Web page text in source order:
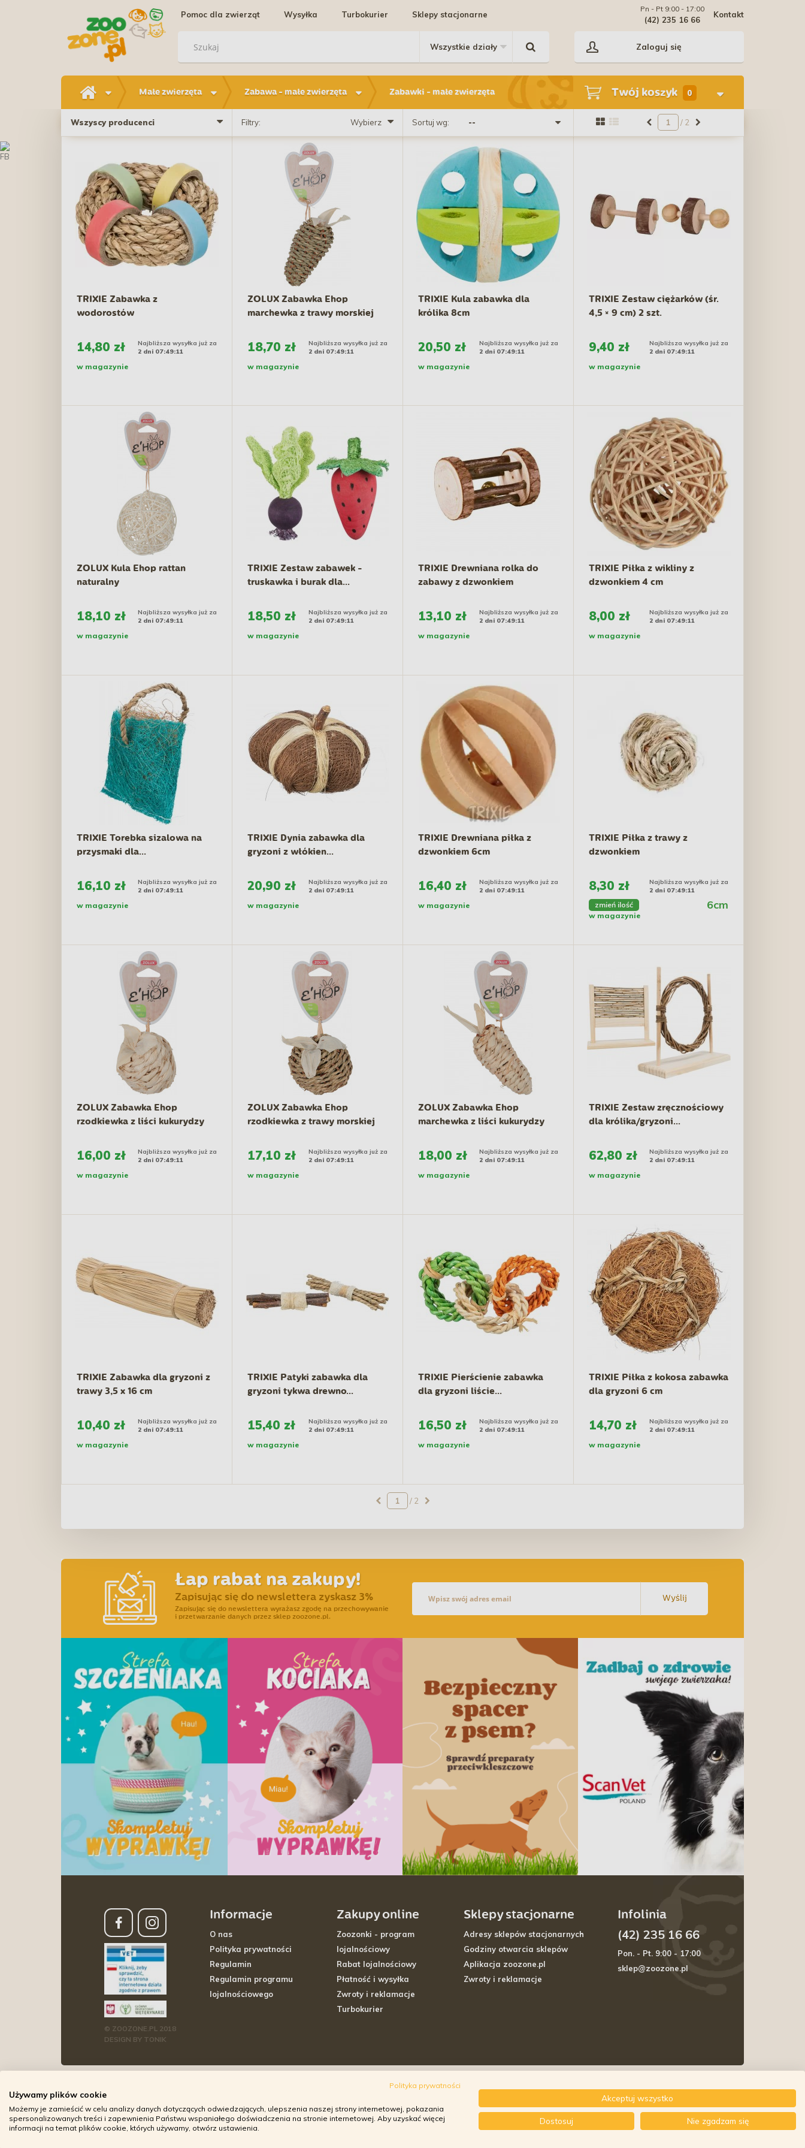
Pomoc dla zwierząt Wysyłka Turbokurier Sklepy stacjonarne Kontakt
Pn - Pt 9:00 - 17:00
(42) 235 16 66
Zaloguj się
Małe zwierzęta Zabawa - małe zwierzęta Zabawki - małe zwierzęta Twój koszyk 0
Wszyscy producenci Filtry: Wybierz Sortuj wg: / 2
TRIXIE Zabawka z
wodorostów
14,80 zł
Najbliższa wysyłka już za
2 dni 07:49:10
w magazynie
ZOLUX Zabawka Ehop
marchewka z trawy morskiej
18,70 zł
Najbliższa wysyłka już za
2 dni 07:49:10
w magazynie
TRIXIE Kula zabawka dla
królika 8cm
20,50 zł
Najbliższa wysyłka już za
2 dni 07:49:10
w magazynie
TRIXIE Zestaw ciężarków (śr.
4,5 × 9 cm) 2 szt.
9,40 zł
Najbliższa wysyłka już za
2 dni 07:49:10
w magazynie
ZOLUX Kula Ehop rattan
naturalny
18,10 zł
Najbliższa wysyłka już za
2 dni 07:49:10
w magazynie
TRIXIE Zestaw zabawek -
truskawka i burak dla...
18,50 zł
Najbliższa wysyłka już za
2 dni 07:49:10
w magazynie
TRIXIE Drewniana rolka do
zabawy z dzwonkiem
13,10 zł
Najbliższa wysyłka już za
2 dni 07:49:10
w magazynie
TRIXIE Piłka z wikliny z
dzwonkiem 4 cm
8,00 zł
Najbliższa wysyłka już za
2 dni 07:49:10
w magazynie
TRIXIE Torebka sizalowa na
przysmaki dla...
16,10 zł
Najbliższa wysyłka już za
2 dni 07:49:10
w magazynie
TRIXIE Dynia zabawka dla
gryzoni z włókien...
20,90 zł
Najbliższa wysyłka już za
2 dni 07:49:10
w magazynie
TRIXIE Drewniana piłka z
dzwonkiem 6cm
16,40 zł
Najbliższa wysyłka już za
2 dni 07:49:10
w magazynie
TRIXIE Piłka z trawy z
dzwonkiem
8,30 zł
Najbliższa wysyłka już za
2 dni 07:49:10
zmień ilość 6cm
w magazynie
ZOLUX Zabawka Ehop
rzodkiewka z liści kukurydzy
16,00 zł
Najbliższa wysyłka już za
2 dni 07:49:10
w magazynie
ZOLUX Zabawka Ehop
rzodkiewka z trawy morskiej
17,10 zł
Najbliższa wysyłka już za
2 dni 07:49:10
w magazynie
ZOLUX Zabawka Ehop
marchewka z liści kukurydzy
18,00 zł
Najbliższa wysyłka już za
2 dni 07:49:10
w magazynie
TRIXIE Zestaw zręcznościowy
dla królika/gryzoni...
62,80 zł
Najbliższa wysyłka już za
2 dni 07:49:10
w magazynie
TRIXIE Zabawka dla gryzoni z
trawy 3,5 x 16 cm
10,40 zł
Najbliższa wysyłka już za
2 dni 07:49:10
w magazynie
TRIXIE Patyki zabawka dla
gryzoni tykwa drewno...
15,40 zł
Najbliższa wysyłka już za
2 dni 07:49:10
w magazynie
TRIXIE Pierścienie zabawka
dla gryzoni liście...
16,50 zł
Najbliższa wysyłka już za
2 dni 07:49:10
w magazynie
TRIXIE Piłka z kokosa zabawka
dla gryzoni 6 cm
14,70 zł
Najbliższa wysyłka już za
2 dni 07:49:10
w magazynie
/ 2
Łap rabat na zakupy!
Zapisując się do newslettera zyskasz 3%
Zapisując się do newslettera wyrażasz zgodę na przechowywanie
i przetwarzanie danych przez sklep zoozone.pl.
Wyślij
© ZOOZONE.PL 2018
DESIGN BY TONIK
Informacje
O nas
Polityka prywatności
Regulamin
Regulamin programu
lojalnościowego
Zakupy online
Zoozonki - program
lojalnościowy
Rabat lojalnościowy
Płatność i wysyłka
Zwroty i reklamacje
Turbokurier
Sklepy stacjonarne
Adresy sklepów stacjonarnych
Godziny otwarcia sklepów
Aplikacja zoozone.pl
Zwroty i reklamacje
Infolinia
(42) 235 16 66
Pon. - Pt. 9:00 - 17:00
sklep@zoozone.pl
Polityka prywatności
Używamy plików cookie
Możemy je zamieścić w celu analizy danych dotyczących odwiedzających, ulepszenia naszej strony internetowej, pokazania
spersonalizowanych treści i zapewnienia Państwu wspaniałego doświadczenia na stronie internetowej. Aby uzyskać więcej
informacji na temat plików cookie, których używamy, otwórz ustawienia.
Akceptuj wszystko
Dostosuj Nie zgadzam się